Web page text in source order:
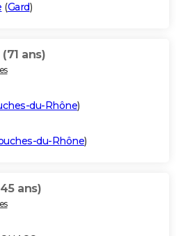
(Gard)
(71 ans)
du-Rhône)
du-Rhône)
ans)